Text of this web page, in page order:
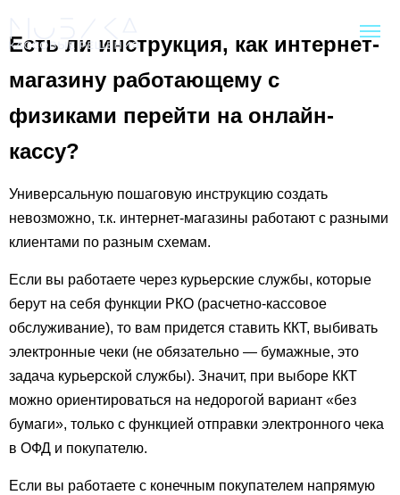
Есть ли инструкция, как интернет-
магазину работающему с
физиками перейти на онлайн-
кассу?
Универсальную пошаговую инструкцию создать
невозможно, т.к. интернет-магазины работают с разными
клиентами по разным схемам.
Если вы работаете через курьерские службы, которые
берут на себя функции РКО (расчетно-кассовое
обслуживание), то вам придется ставить ККТ, выбивать
электронные чеки (не обязательно — бумажные, это
задача курьерской службы). Значит, при выборе ККТ
можно ориентироваться на недорогой вариант «без
бумаги», только с функцией отправки электронного чека
в ОФД и покупателю.
Если вы работаете с конечным покупателем напрямую